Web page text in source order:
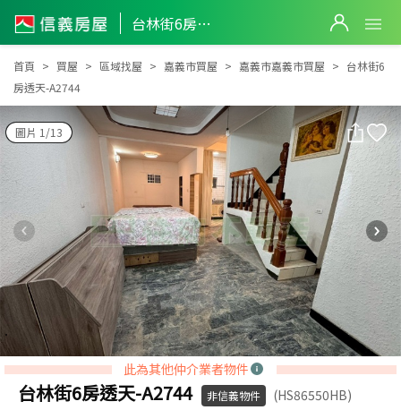
台林街6房透天-A2744
台林街6房透天-A2744
首頁 買屋 區域找屋 嘉義市買屋 嘉義市嘉義市買屋
台林街6
房透天-A2744
圖片 1/13
此為其他仲介業者物件
台林街6房透天-A2744 非信義物件
(HS86550HB)